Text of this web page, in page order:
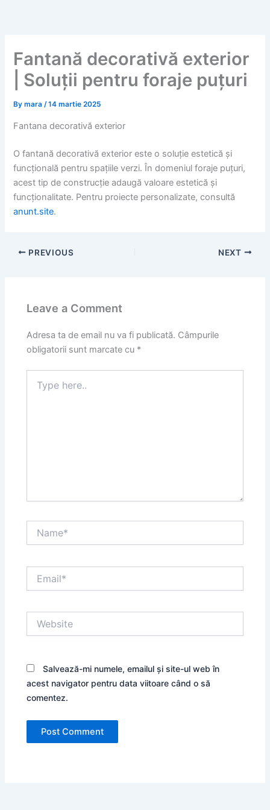
Fantană decorativă exterior
| Soluții pentru foraje puțuri
Bymara/14 martie 2025
Fantana decorativă exterior
O fantană decorativă exterior este o soluție estetică și
funcțională pentru spațiile verzi. În domeniul foraje puțuri,
acest tip de construcție adaugă valoare estetică și
funcționalitate. Pentru proiecte personalizate, consultă
anunt.site.
PREVIOUS NEXT
Leave a Comment
Adresa ta de email nu va fi publicată. Câmpurile
obligatorii sunt marcate cu *
here..
Salvează-mi numele, emailul și site-ul web în
acest navigator pentru data viitoare când o să
comentez.